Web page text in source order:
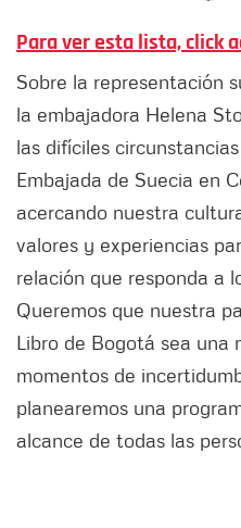
Para ver esta lista, click
Sobre la representación
la embajadora Helena
las difíciles
Embajada de Suecia en
acercando nuestra
valores y experiencias
relación que responda a
Queremos que nuestra
Libro de Bogotá sea una
momentos de
planearemos una
alcance de todas las